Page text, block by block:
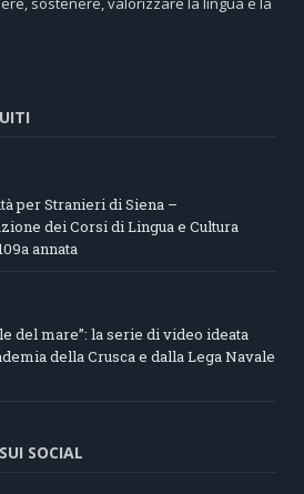
per Stranieri di Siena –
dei Corsi di Lingua e Cultura
annata
del mare”: la serie di video ideata
della Crusca e dalla Lega Navale
SOCIAL